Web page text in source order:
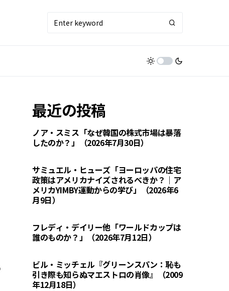
最近の投稿
ノア・スミス「なぜ韓国の株式市場は暴落
したのか？」（2026年7月30日）
サミュエル・ヒューズ「ヨーロッパの住宅
政策はアメリカナイズされるべきか？｜ア
メリカYIMBY運動からの学び」（2026年6
月9日）
フレディ・デイリー他「ワールドカップは
誰のものか？」（2026年7月12日）
ビル・ミッチェル『グリーンスパン：恥も
引き際も知らぬマエストロの肖像』（2009
年12月18日）